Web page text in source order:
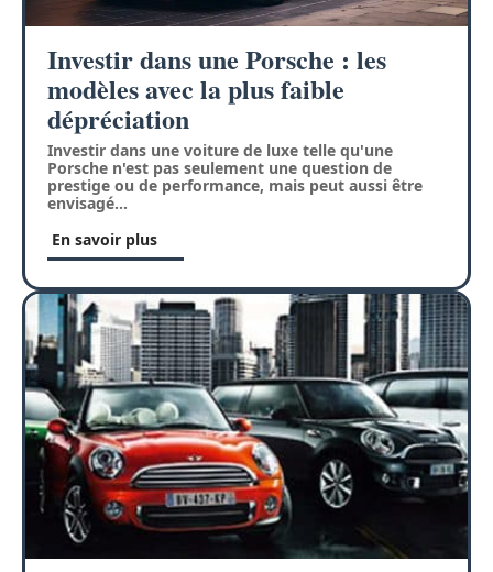
Investir dans une Porsche : les
modèles avec la plus faible
dépréciation
Investir dans une voiture de luxe telle qu'une
Porsche n'est pas seulement une question de
prestige ou de performance, mais peut aussi être
envisagé…
En savoir plus